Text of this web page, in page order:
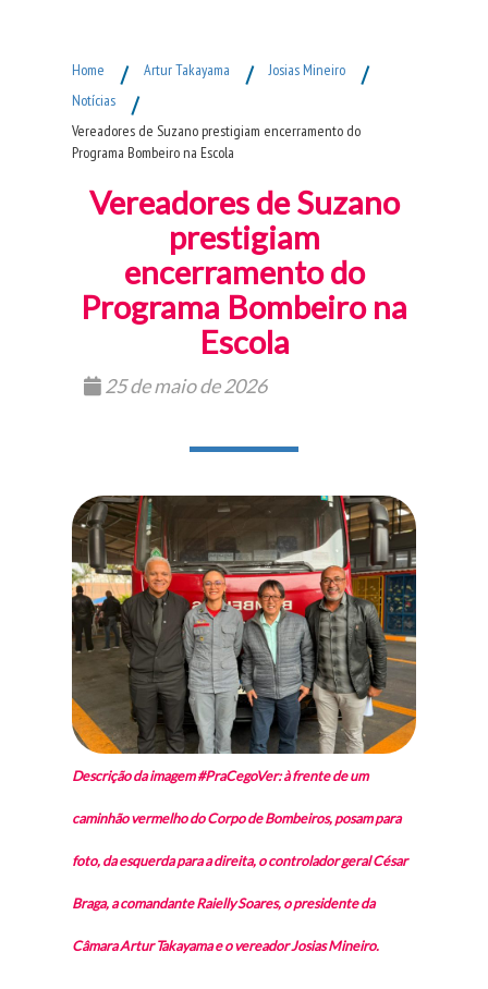
Home / Artur Takayama / Josias Mineiro /
Notícias /
Vereadores de Suzano prestigiam encerramento do
Programa Bombeiro na Escola
Vereadores de Suzano
prestigiam
encerramento do
Programa Bombeiro na
Escola
25 de maio de 2026
Descrição da imagem #PraCegoVer: à frente de um
caminhão vermelho do Corpo de Bombeiros, posam para
foto, da esquerda para a direita, o controlador geral César
Braga, a comandante Raielly Soares, o presidente da
Câmara Artur Takayama e o vereador Josias Mineiro.